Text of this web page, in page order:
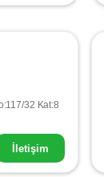
32 Kat:8
İletişim